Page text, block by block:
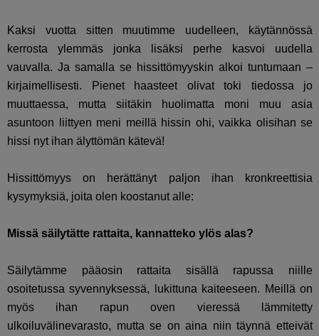
Kaksi vuotta sitten muutimme uudelleen, käytännössä
kerrosta ylemmäs jonka lisäksi perhe kasvoi uudella
vauvalla. Ja samalla se hissittömyyskin alkoi tuntumaan –
kirjaimellisesti. Pienet haasteet olivat toki tiedossa jo
muuttaessa, mutta siitäkin huolimatta moni muu asia
asuntoon liittyen meni meillä hissin ohi, vaikka olisihan se
hissi nyt ihan älyttömän kätevä!
Hissittömyys on herättänyt paljon ihan kronkreettisia
kysymyksiä, joita olen koostanut alle:
Missä säilytätte rattaita, kannatteko ylös alas?
Säilytämme pääosin rattaita sisällä rapussa niille
osoitetussa syvennyksessä, lukittuna kaiteeseen. Meillä on
myös ihan rapun oven vieressä lämmitetty
ulkoiluvälinevarasto, mutta se on aina niin täynnä etteivät